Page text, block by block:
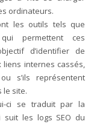
ordinateurs.
les outils tels que
permettent ces
d’identifier de
internes cassés,
s’ils représentent
le site.
ci se traduit par la
suit les logs SEO du